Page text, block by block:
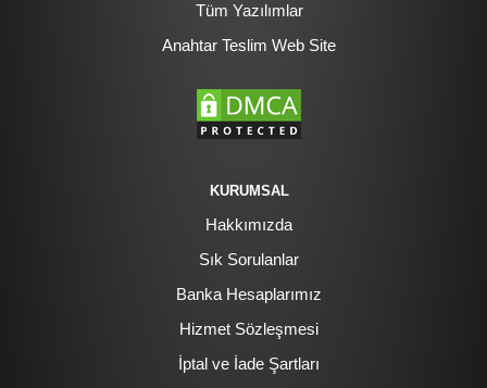
Tüm Yazılımlar
Anahtar Teslim Web Site
KURUMSAL
Hakkımızda
Sık Sorulanlar
Banka Hesaplarımız
Hizmet Sözleşmesi
İptal ve İade Şartları